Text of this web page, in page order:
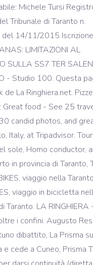
Michele Tursi
Tribunale di Taranto n.
14/11/2015
LIMITAZIONI AL
SULLA SS7 TER
- Studio 100. Questa
de La Ringhiera.net.
Great food - See 25
candid photos, and
Italy, at Tripadvisor.
sole, Homo conductor,
in provincia di Taranto,
viaggio nella
viaggio in bicicletta
Taranto. LA RINGHIERA
i confini. Augusto
dibattito, La Prisma
e cede a Cuneo, Prisma